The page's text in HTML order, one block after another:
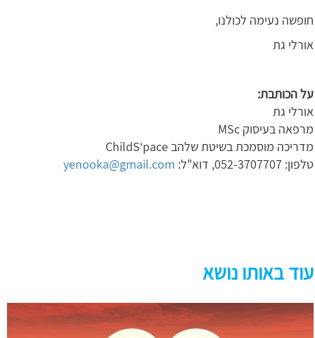
חופשה נעימה לכולנו,
אורלי גת
על הכותבת:
אורלי גת
מרפאה בעיסוק MSc
מדריכה מוסמכת בשיטת שלהב ChildS‘pace
טלפון: 052-3707707, דוא"ל:
yenooka@gmail.com
עוד באותו נושא